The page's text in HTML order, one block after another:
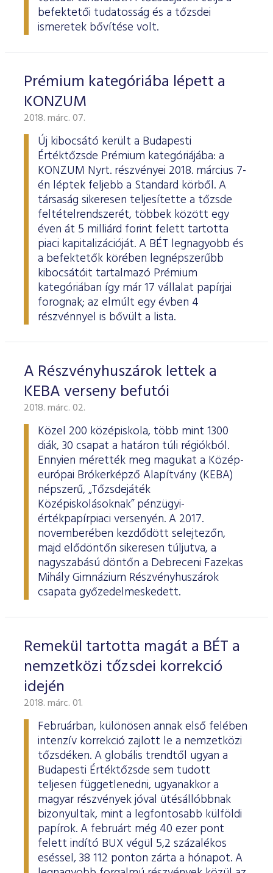
ESG Útmutató
befektetői tudatosság és a tőzsdei
ismeretek bővítése volt.
Prémium kategóriába lépett a
KONZUM
2018. márc. 07.
Új kibocsátó került a Budapesti
Értéktőzsde Prémium kategóriájába: a
KONZUM Nyrt. részvényei 2018. március 7-
én léptek feljebb a Standard körből. A
társaság sikeresen teljesítette a tőzsde
feltételrendszerét, többek között egy
éven át 5 milliárd forint felett tartotta
piaci kapitalizációját. A BÉT legnagyobb és
a befektetők körében legnépszerűbb
kibocsátóit tartalmazó Prémium
kategóriában így már 17 vállalat papírjai
forognak; az elmúlt egy évben 4
részvénnyel is bővült a lista.
A Részvényhuszárok lettek a
KEBA verseny befutói
2018. márc. 02.
Közel 200 középiskola, több mint 1300
diák, 30 csapat a határon túli régiókból.
Ennyien mérették meg magukat a Közép-
európai Brókerképző Alapítvány (KEBA)
népszerű, „Tőzsdejáték
Középiskolásoknak” pénzügyi-
értékpapírpiaci versenyén. A 2017.
novemberében kezdődött selejtezőn,
majd elődöntőn sikeresen túljutva, a
nagyszabású döntőn a Debreceni Fazekas
Mihály Gimnázium Részvényhuszárok
csapata győzedelmeskedett.
Remekül tartotta magát a BÉT a
nemzetközi tőzsdei korrekció
idején
2018. márc. 01.
Februárban, különösen annak első felében
intenzív korrekció zajlott le a nemzetközi
tőzsdéken. A globális trendtől ugyan a
Budapesti Értéktőzsde sem tudott
teljesen függetlenedni, ugyanakkor a
magyar részvények jóval ütésállóbbnak
bizonyultak, mint a legfontosabb külföldi
papírok. A februárt még 40 ezer pont
felett indító BUX végül 5,2 százalékos
eséssel, 38 112 ponton zárta a hónapot. A